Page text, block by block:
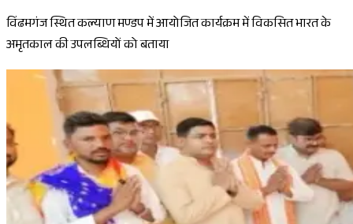
विंढमगंज स्थित कल्याण मण्डप में आयोजित कार्यक्रम में विकसित भारत के
अमृतकाल की उपलब्धियों को बताया